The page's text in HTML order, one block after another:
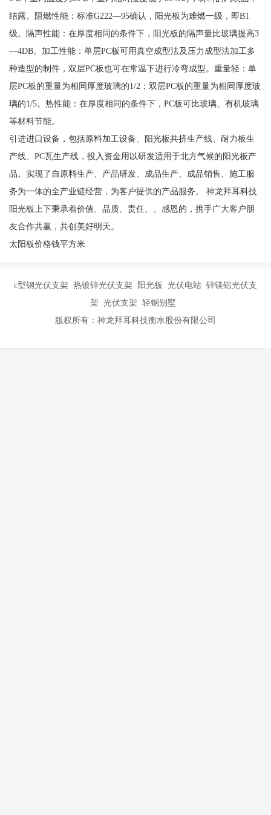
结露。阻燃性能：标准G222—95确认，阳光板为难燃一级，即B1
级。隔声性能：在厚度相同的条件下，阳光板的隔声量比玻璃提高3
—4DB。加工性能：单层PC板可用真空成型法及压力成型法加工多
种造型的制件，双层PC板也可在常温下进行冷弯成型。重量轻：单
层PC板的重量为相同厚度玻璃的1/2；双层PC板的重量为相同厚度玻
璃的1/5。热性能：在厚度相同的条件下，PC板可比玻璃、有机玻璃
等材料节能。
引进进口设备，包括原料加工设备、阳光板共挤生产线、耐力板生
产线、PC瓦生产线，投入资金用以研发适用于北方气候的阳光板产
品。实现了自原料生产、产品研发、成品生产、成品销售、施工服
务为一体的全产业链经营，为客户提供的产品服务。 神龙拜耳科技
阳光板上下秉承着价值、品质、责任、、感恩的，携手广大客户朋
友合作共赢，共创美好明天。
太阳板价格钱平方米
c型钢光伏支架 热镀锌光伏支架 阳光板 光伏电站 锌镁铝光伏支
架 光伏支架 轻钢别墅
版权所有：神龙拜耳科技衡水股份有限公司